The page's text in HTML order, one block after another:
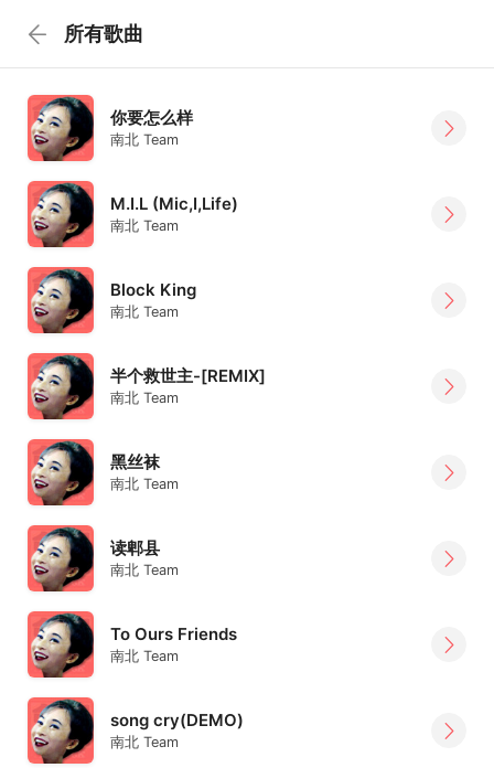
所有歌曲
你要怎么样
南北 Team
M.I.L (Mic,I,Life)
南北 Team
Block King
南北 Team
半个救世主-[REMIX]
南北 Team
黑丝袜
南北 Team
读郫县
南北 Team
To Ours Friends
南北 Team
song cry(DEMO)
南北 Team